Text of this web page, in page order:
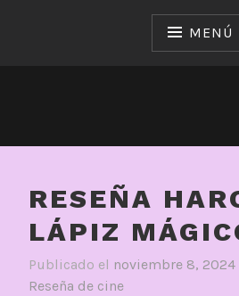
MENÚ
RESEÑA
LÁPIZ
Publicado el noviembre 8, 2024
Reseña de cine